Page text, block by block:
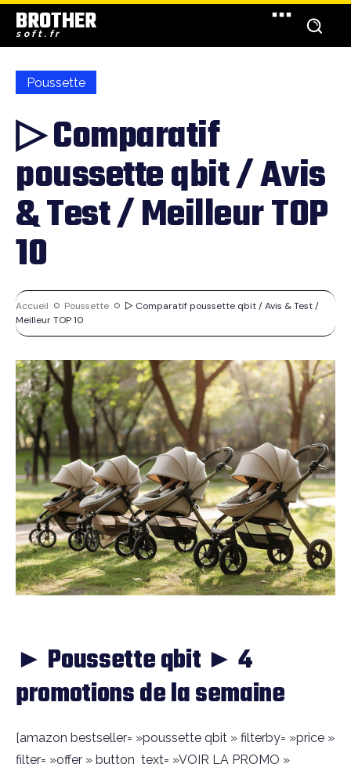
BROTHER
soft.fr
Poussette
▷ Comparatif
poussette qbit / Avis
& Test / Meilleur TOP
10
Accueil Poussette
▷ Comparatif poussette qbit / Avis & Test /
Meilleur TOP 10
► Poussette qbit ► 4
promotions de la semaine
[amazon bestseller= »poussette qbit » filterby= »price »
filter= »offer » button_text= »VOIR LA PROMO »